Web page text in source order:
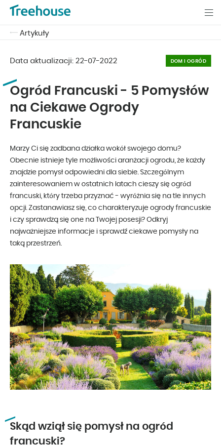
Artykuły
Data aktualizacji: 22-07-2022 DOM I OGRÓD
Ogród Francuski - 5 Pomysłów
na Ciekawe Ogrody
Francuskie
Marzy Ci się zadbana działka wokół swojego domu?
Obecnie istnieje tyle możliwości aranżacji ogrodu, że każdy
znajdzie pomysł odpowiedni dla siebie. Szczególnym
zainteresowaniem w ostatnich latach cieszy się ogród
francuski, który trzeba przyznać - wyróżnia się na tle innych
opcji. Zastanawiasz się, co charakteryzuje ogrody francuskie
i czy sprawdzą się one na Twojej posesji? Odkryj
najważniejsze informacje i sprawdź ciekawe pomysły na
taką przestrzeń.
Skąd wziął się pomysł na ogród
francuski?